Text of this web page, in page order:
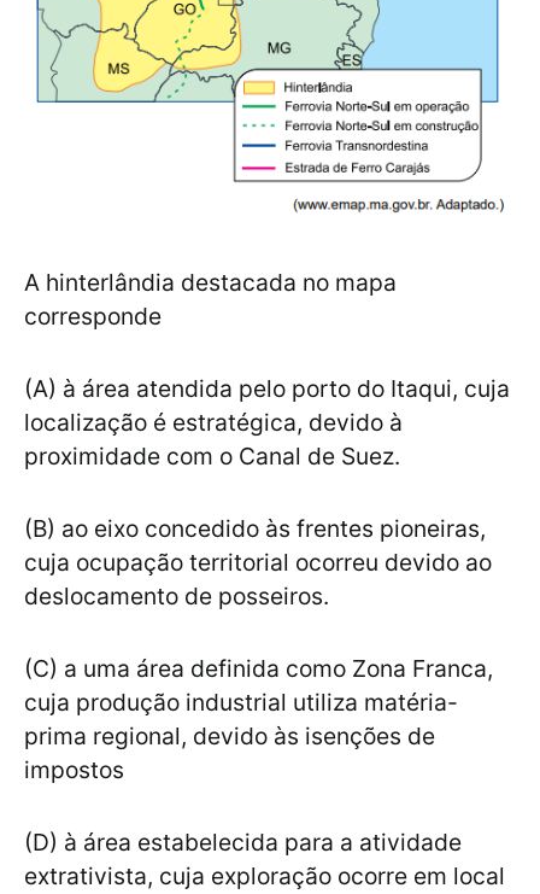
A hinterlândia destacada no mapa
corresponde
(A) à área atendida pelo porto do Itaqui, cuja
localização é estratégica, devido à
proximidade com o Canal de Suez.
(B) ao eixo concedido às frentes pioneiras,
cuja ocupação territorial ocorreu devido ao
deslocamento de posseiros.
(C) a uma área definida como Zona Franca,
cuja produção industrial utiliza matéria-
prima regional, devido às isenções de
impostos
(D) à área estabelecida para a atividade
extrativista, cuja exploração ocorre em local